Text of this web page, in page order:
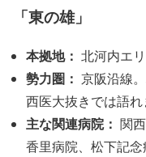
「東の雄」
本拠地： 北河内エ
勢力圏： 京阪沿線
西医大抜きでは語れ
主な関連病院： 関
香里病院、松下記念